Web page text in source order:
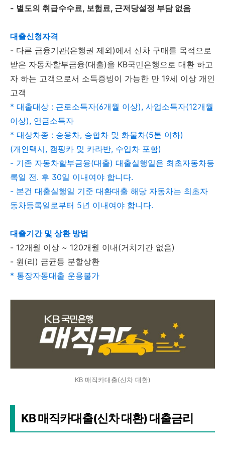
- 별도의 취급수수료, 보험료, 근저당설정 부담 없음
대출신청자격
- 다른 금융기관(은행권 제외)에서 신차 구매를 목적으로
받은 자동차할부금융(대출)을 KB국민은행으로 대환 하고
자 하는 고객으로서 소득증빙이 가능한 만 19세 이상 개인
고객
* 대출대상 : 근로소득자(6개월 이상), 사업소득자(12개월
이상), 연금소득자
* 대상차종 : 승용차, 승합차 및 화물차(5톤 이하)
(개인택시, 캠핑카 및 카라반, 수입차 포함)
- 기존 자동차할부금융(대출) 대출실행일은 최초자동차등
록일 전. 후 30일 이내여야 합니다.
- 본건 대출실행일 기준 대환대출 해당 자동차는 최초자
동차등록일로부터 5년 이내여야 합니다.
대출기간 및 상환 방법
- 12개월 이상 ~ 120개월 이내(거치기간 없음)
- 원(리) 금균등 분할상환
* 통장자동대출 운용불가
KB 매직카대출(신차 대환)
KB 매직카대출(신차 대환) 대출금리